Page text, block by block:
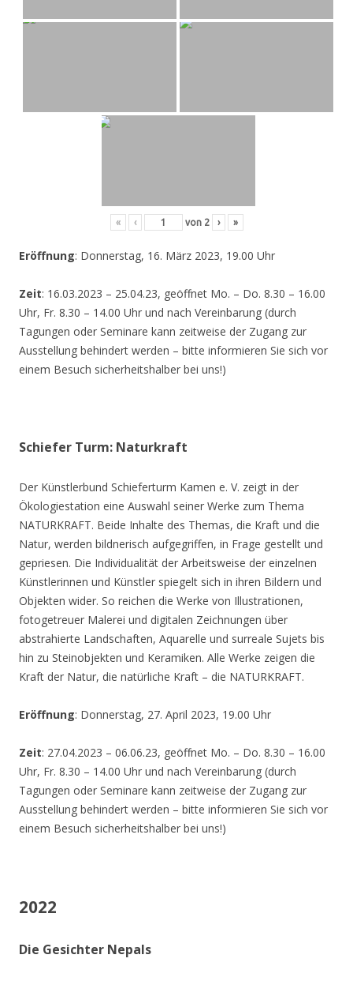
« ‹ von 2 › »
Eröffnung: Donnerstag, 16. März 2023, 19.00 Uhr
Zeit: 16.03.2023 – 25.04.23, geöffnet Mo. – Do. 8.30 – 16.00
Uhr, Fr. 8.30 – 14.00 Uhr und nach Vereinbarung (durch
Tagungen oder Seminare kann zeitweise der Zugang zur
Ausstellung behindert werden – bitte informieren Sie sich vor
einem Besuch sicherheitshalber bei uns!)
Schiefer Turm: Naturkraft
Der Künstlerbund Schieferturm Kamen e. V. zeigt in der
Ökologiestation eine Auswahl seiner Werke zum Thema
NATURKRAFT. Beide Inhalte des Themas, die Kraft und die
Natur, werden bildnerisch aufgegriffen, in Frage gestellt und
gepriesen. Die Individualität der Arbeitsweise der einzelnen
Künstlerinnen und Künstler spiegelt sich in ihren Bildern und
Objekten wider. So reichen die Werke von Illustrationen,
fotogetreuer Malerei und digitalen Zeichnungen über
abstrahierte Landschaften, Aquarelle und surreale Sujets bis
hin zu Steinobjekten und Keramiken. Alle Werke zeigen die
Kraft der Natur, die natürliche Kraft – die NATURKRAFT.
Eröffnung: Donnerstag, 27. April 2023, 19.00 Uhr
Zeit: 27.04.2023 – 06.06.23, geöffnet Mo. – Do. 8.30 – 16.00
Uhr, Fr. 8.30 – 14.00 Uhr und nach Vereinbarung (durch
Tagungen oder Seminare kann zeitweise der Zugang zur
Ausstellung behindert werden – bitte informieren Sie sich vor
einem Besuch sicherheitshalber bei uns!)
2022
Die Gesichter Nepals